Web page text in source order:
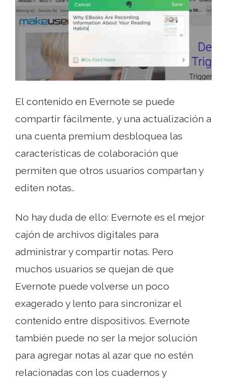
El contenido en Evernote se puede
compartir fácilmente, y una actualización a
una cuenta premium desbloquea las
características de colaboración que
permiten que otros usuarios compartan y
editen notas..
No hay duda de ello: Evernote es el mejor
cajón de archivos digitales para
administrar y compartir notas. Pero
muchos usuarios se quejan de que
Evernote puede volverse un poco
exagerado y lento para sincronizar el
contenido entre dispositivos. Evernote
también puede no ser la mejor solución
para agregar notas al azar que no estén
relacionadas con los cuadernos y